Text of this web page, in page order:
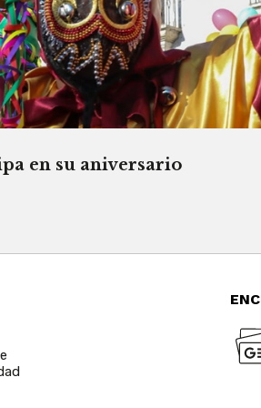
en su aniversario